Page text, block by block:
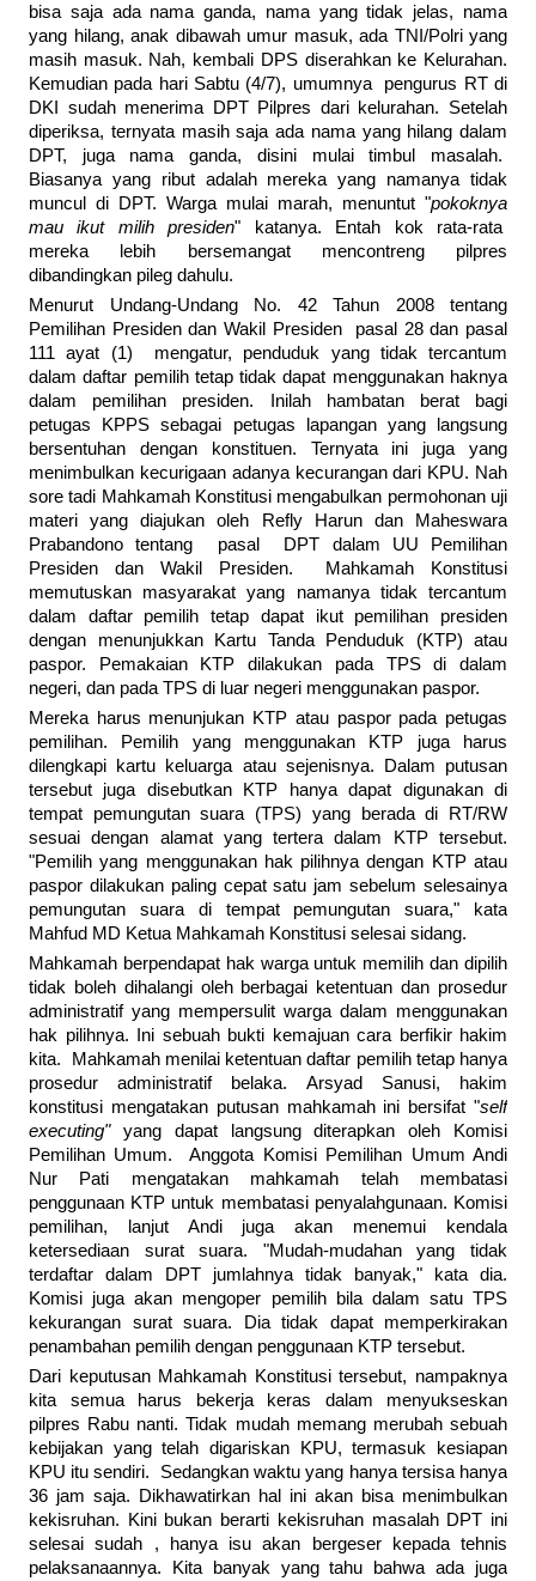
bisa saja ada nama ganda, nama yang tidak jelas, nama
yang hilang, anak dibawah umur masuk, ada TNI/Polri yang
masih masuk. Nah, kembali DPS diserahkan ke Kelurahan.
Kemudian pada hari Sabtu (4/7), umumnya pengurus RT di
DKI sudah menerima DPT Pilpres dari kelurahan. Setelah
diperiksa, ternyata masih saja ada nama yang hilang dalam
DPT, juga nama ganda, disini mulai timbul masalah.
Biasanya yang ribut adalah mereka yang namanya tidak
muncul di DPT. Warga mulai marah, menuntut "pokoknya
mau ikut milih presiden" katanya. Entah kok rata-rata
mereka lebih bersemangat mencontreng pilpres
dibandingkan pileg dahulu.
Menurut Undang-Undang No. 42 Tahun 2008 tentang
Pemilihan Presiden dan Wakil Presiden pasal 28 dan pasal
111 ayat (1) mengatur, penduduk yang tidak tercantum
dalam daftar pemilih tetap tidak dapat menggunakan haknya
dalam pemilihan presiden. Inilah hambatan berat bagi
petugas KPPS sebagai petugas lapangan yang langsung
bersentuhan dengan konstituen. Ternyata ini juga yang
menimbulkan kecurigaan adanya kecurangan dari KPU. Nah
sore tadi Mahkamah Konstitusi mengabulkan permohonan uji
materi yang diajukan oleh Refly Harun dan Maheswara
Prabandono tentang pasal DPT dalam UU Pemilihan
Presiden dan Wakil Presiden. Mahkamah Konstitusi
memutuskan masyarakat yang namanya tidak tercantum
dalam daftar pemilih tetap dapat ikut pemilihan presiden
dengan menunjukkan Kartu Tanda Penduduk (KTP) atau
paspor. Pemakaian KTP dilakukan pada TPS di dalam
negeri, dan pada TPS di luar negeri menggunakan paspor.
Mereka harus menunjukan KTP atau paspor pada petugas
pemilihan. Pemilih yang menggunakan KTP juga harus
dilengkapi kartu keluarga atau sejenisnya. Dalam putusan
tersebut juga disebutkan KTP hanya dapat digunakan di
tempat pemungutan suara (TPS) yang berada di RT/RW
sesuai dengan alamat yang tertera dalam KTP tersebut.
"Pemilih yang menggunakan hak pilihnya dengan KTP atau
paspor dilakukan paling cepat satu jam sebelum selesainya
pemungutan suara di tempat pemungutan suara," kata
Mahfud MD Ketua Mahkamah Konstitusi selesai sidang.
Mahkamah berpendapat hak warga untuk memilih dan dipilih
tidak boleh dihalangi oleh berbagai ketentuan dan prosedur
administratif yang mempersulit warga dalam menggunakan
hak pilihnya. Ini sebuah bukti kemajuan cara berfikir hakim
kita. Mahkamah menilai ketentuan daftar pemilih tetap hanya
prosedur administratif belaka. Arsyad Sanusi, hakim
konstitusi mengatakan putusan mahkamah ini bersifat "self
executing"yang dapat langsung diterapkan oleh Komisi
Pemilihan Umum. Anggota Komisi Pemilihan Umum Andi
Nur Pati mengatakan mahkamah telah membatasi
penggunaan KTP untuk membatasi penyalahgunaan. Komisi
pemilihan, lanjut Andi juga akan menemui kendala
ketersediaan surat suara. "Mudah-mudahan yang tidak
terdaftar dalam DPT jumlahnya tidak banyak," kata dia.
Komisi juga akan mengoper pemilih bila dalam satu TPS
kekurangan surat suara. Dia tidak dapat memperkirakan
penambahan pemilih dengan penggunaan KTP tersebut.
Dari keputusan Mahkamah Konstitusi tersebut, nampaknya
kita semua harus bekerja keras dalam menyukseskan
pilpres Rabu nanti. Tidak mudah memang merubah sebuah
kebijakan yang telah digariskan KPU, termasuk kesiapan
KPU itu sendiri. Sedangkan waktu yang hanya tersisa hanya
36 jam saja. Dikhawatirkan hal ini akan bisa menimbulkan
kekisruhan. Kini bukan berarti kekisruhan masalah DPT ini
selesai sudah , hanya isu akan bergeser kepada tehnis
pelaksanaannya. Kita banyak yang tahu bahwa ada juga